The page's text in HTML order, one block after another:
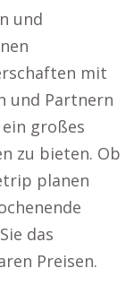
und
mit
und Partnern
großes
zu bieten. Ob
planen
das
Preisen.